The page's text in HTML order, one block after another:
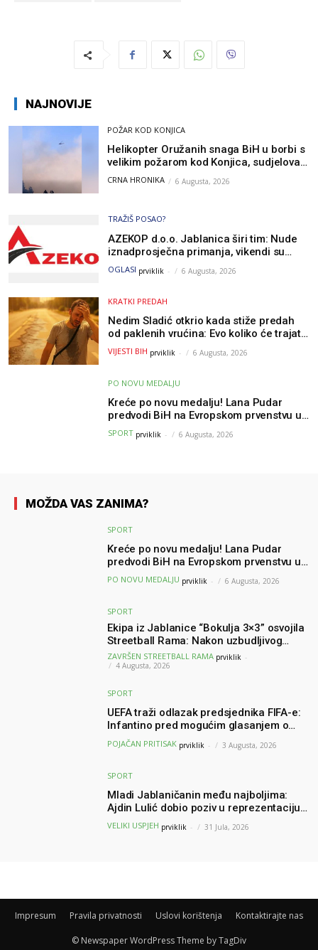
NAJNOVIJE
POŽAR KOD KONJICA
Helikopter Oružanih snaga BiH u borbi s
velikim požarom kod Konjica, sudjelovao
i Air Tractor
CRNA HRONIKA 6 Augusta, 2026
TRAŽIŠ POSAO?
AZEKOP d.o.o. Jablanica širi tim: Nude
iznadprosječna primanja, vikendi su
slobodni, traži se više radnika
OGLASI prviklik - 6 Augusta, 2026
KRATKI PREDAH
Nedim Sladić otkrio kada stiže predah
od paklenih vrućina: Evo koliko će trajati
osvježenje u BiH
VIJESTI BIH prviklik - 6 Augusta, 2026
PO NOVU MEDALJU
Kreće po novu medalju! Lana Pudar
predvodi BiH na Evropskom prvenstvu u
Parizu
SPORT prviklik - 6 Augusta, 2026
MOŽDA VAS ZANIMA?
SPORT
Kreće po novu medalju! Lana Pudar
predvodi BiH na Evropskom prvenstvu u
Parizu
PO NOVU MEDALJU prviklik - 6 Augusta, 2026
SPORT
Ekipa iz Jablanice “Bokulja 3×3” osvojila
Streetball Rama: Nakon uzbudljivog
finala poznati svi pobjednici turnira
ZAVRŠEN STREETBALL RAMA prviklik -
4 Augusta, 2026
SPORT
UEFA traži odlazak predsjednika FIFA-e:
Infantino pred mogućim glasanjem o
nepovjerenju
POJAČAN PRITISAK prviklik - 3 Augusta, 2026
SPORT
Mladi Jablaničanin među najboljima:
Ajdin Lulić dobio poziv u reprezentaciju
BiH – branit će boje BiH na Slovenia Ball
VELIKI USPJEH prviklik - 31 Jula, 2026
Impresum Pravila privatnosti Uslovi korištenja Kontaktirajte nas
© Newspaper WordPress Theme by TagDiv